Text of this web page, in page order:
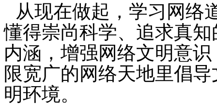
从现在做起，学习网络
懂得崇尚科学、追求真
内涵，增强网络文明意
限宽广的网络天地里倡
明环境。